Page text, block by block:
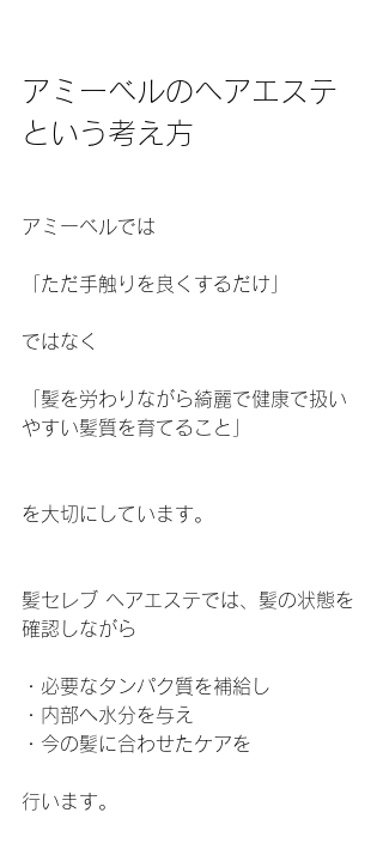
アミーベルのヘアエステ
という考え方
アミーベルでは
「ただ手触りを良くするだけ」
ではなく
「髪を労わりながら綺麗で健康で扱い
やすい髪質を育てること」
を大切にしています。
髪セレブ ヘアエステでは、髪の状態を
確認しながら
・必要なタンパク質を補給し
・内部へ水分を与え
・今の髪に合わせたケアを
行います。